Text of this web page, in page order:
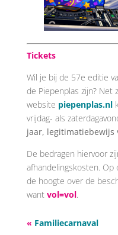
Tickets
Wil je bij de 57e editie
de Piepenplas zijn? Net
website piepenplas.nl
vrijdag- als
jaar, legitimatiebewijs
De bedragen hiervoor
afhandelingskosten.
de hoogte over de
want vol=vol.
« Familiecarnaval